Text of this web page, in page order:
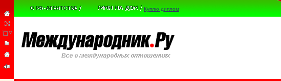
Куплю диплом